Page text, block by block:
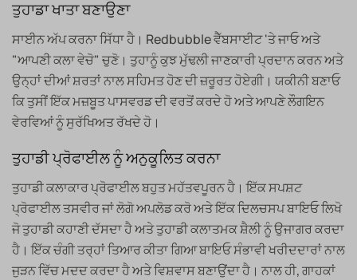
ਤੁਹਾਡਾ ਖਾਤਾ ਬਣਾਉਣਾ
ਸਾਈਨ ਅੱਪ ਕਰਨਾ ਸਿੱਧਾ ਹੈ। Redbubble ਵੈੱਬਸਾਈਟ 'ਤੇ ਜਾਓ ਅਤੇ
"ਆਪਣੀ ਕਲਾ ਵੇਚੋ" ਚੁਣੋ। ਤੁਹਾਨੂੰ ਕੁਝ ਮੁੱਢਲੀ ਜਾਣਕਾਰੀ ਪ੍ਰਦਾਨ ਕਰਨ ਅਤੇ
ਉਨ੍ਹਾਂ ਦੀਆਂ ਸ਼ਰਤਾਂ ਨਾਲ ਸਹਿਮਤ ਹੋਣ ਦੀ ਜ਼ਰੂਰਤ ਹੋਏਗੀ। ਯਕੀਨੀ ਬਣਾਓ
ਕਿ ਤੁਸੀਂ ਇੱਕ ਮਜ਼ਬੂਤ ​​ਪਾਸਵਰਡ ਦੀ ਵਰਤੋਂ ਕਰਦੇ ਹੋ ਅਤੇ ਆਪਣੇ ਲੌਗਇਨ
ਵੇਰਵਿਆਂ ਨੂੰ ਸੁਰੱਖਿਅਤ ਰੱਖਦੇ ਹੋ।
ਤੁਹਾਡੀ ਪ੍ਰੋਫਾਈਲ ਨੂੰ ਅਨੁਕੂਲਿਤ ਕਰਨਾ
ਤੁਹਾਡੀ ਕਲਾਕਾਰ ਪ੍ਰੋਫਾਈਲ ਬਹੁਤ ਮਹੱਤਵਪੂਰਨ ਹੈ। ਇੱਕ ਸਪਸ਼ਟ
ਪ੍ਰੋਫਾਈਲ ਤਸਵੀਰ ਜਾਂ ਲੋਗੋ ਅਪਲੋਡ ਕਰੋ ਅਤੇ ਇੱਕ ਦਿਲਚਸਪ ਬਾਇਓ ਲਿਖੋ
ਜੋ ਤੁਹਾਡੀ ਕਹਾਣੀ ਦੱਸਦਾ ਹੈ ਅਤੇ ਤੁਹਾਡੀ ਕਲਾਤਮਕ ਸ਼ੈਲੀ ਨੂੰ ਉਜਾਗਰ ਕਰਦਾ
ਹੈ। ਇੱਕ ਚੰਗੀ ਤਰ੍ਹਾਂ ਤਿਆਰ ਕੀਤਾ ਗਿਆ ਬਾਇਓ ਸੰਭਾਵੀ ਖਰੀਦਦਾਰਾਂ ਨਾਲ
ਜੁੜਨ ਵਿੱਚ ਮਦਦ ਕਰਦਾ ਹੈ ਅਤੇ ਵਿਸ਼ਵਾਸ ਬਣਾਉਂਦਾ ਹੈ। ਨਾਲ ਹੀ, ਗਾਹਕਾਂ